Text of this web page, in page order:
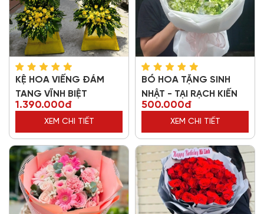
KỆ HOA VIẾNG ĐÁM
TANG VĨNH BIỆT
1.390.000đ
XEM CHI TIẾT
BÓ HOA TẶNG SINH
NHẬT - TẠI RẠCH KIẾN
500.000đ
XEM CHI TIẾT